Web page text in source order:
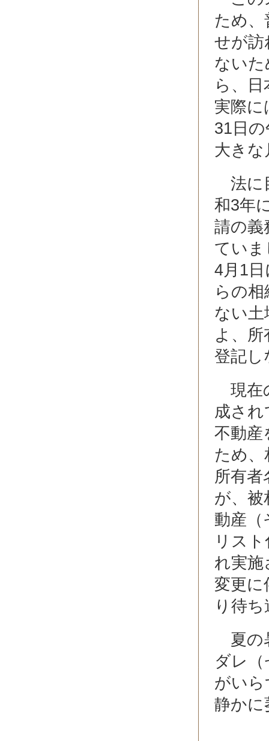
ため、
せが訪
ないた
ら、
実際
31日
大き
法に
和3年
請の義
ていま
4月1
らの
ない土
よ、
登記し
現在
成さ
不動産
ため、
所有
が、被
動産（
リス
れ実施
変更に
り待
夏の
ダレ
がいら
静かに